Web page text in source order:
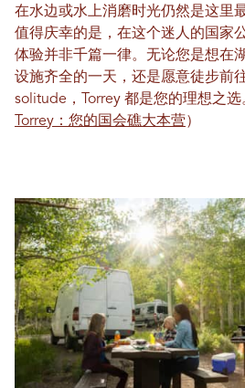
在水边或水上消磨时光仍然是这里
值得庆幸的是，在这个迷人的国家
体验并非千篇一律。无论您是想在
设施齐全的一天，还是愿意徒步前
solitude，Torrey 都是您的理想之选
Torrey：您的国会礁大本营 ）